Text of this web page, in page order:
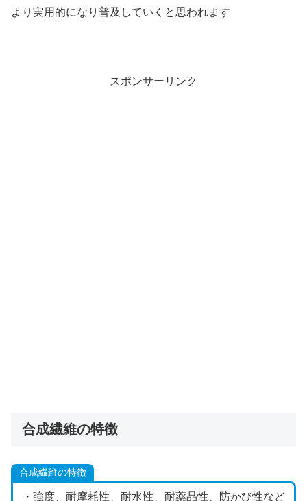
より実用的になり普及していくと思われます
スポンサーリンク
合成繊維の特徴
合成繊維の特徴
・強度、耐摩耗性、耐水性、耐薬品性、防かび性など